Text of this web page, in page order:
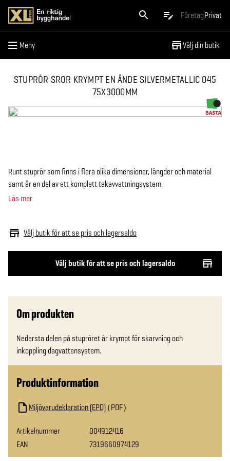
FöretagPrivat
Meny Välj din butik
Meny
STUPRÖR SROR KRYMPT EN ÄNDE SILVERMETALLIC 045
75X3000MM
Välj butik för att se pris och lagersaldo
Välj butik för att se pris och lagersaldo
Runt stuprör som finns i flera olika dimensioner, längder och material
samt är en del av ett komplett takavvattningsystem.
Läs mer
Om produkten
Nedersta delen på stupröret är krympt för skarvning och
inkoppling dagvattensystem.
Produktinformation
Miljövarudeklaration (EPD) PDF
Artikelnummer
004912416
EAN
7319660974129